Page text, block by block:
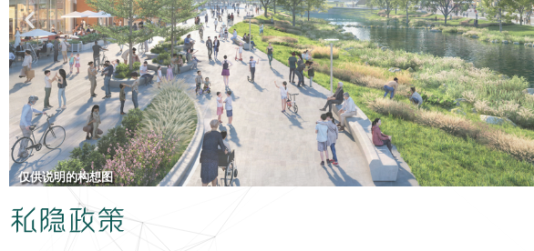
仅供说明的构想图
私隐政策